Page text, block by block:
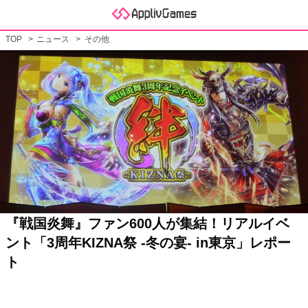
TOP ニュース その他
『戦国炎舞』ファン600人が集結！リアルイベ
ント「3周年KIZNA祭 -冬の宴- in東京」レポー
ト